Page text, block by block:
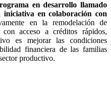
en desarrollo llamado
en colaboración con
en la remodelación de
con acceso a créditos rápidos,
es mejorar las condiciones
financiera de las familias
productivo.